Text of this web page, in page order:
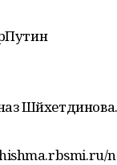
Шәйхетдинова.